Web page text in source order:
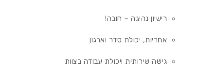
רישיון נהיגה – חובה!
אחריות, יכולת סדר וארגון
גישה שירותית ויכולת עבודה בצוות